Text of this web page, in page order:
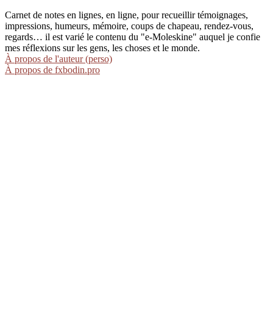
Carnet de notes en lignes, en ligne, pour recueillir témoignages,
impressions, humeurs, mémoire, coups de chapeau, rendez-vous,
regards… il est varié le contenu du "e-Moleskine" auquel je confie
mes réflexions sur les gens, les choses et le monde.
À propos de l'auteur (perso)
À propos de fxbodin.pro